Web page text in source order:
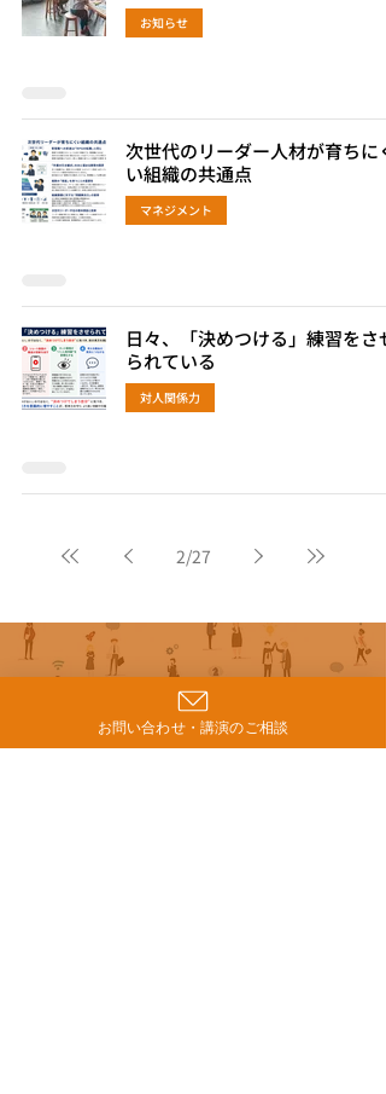
お知らせ
次世代のリーダー人材が育ちにく
い組織の共通点
マネジメント
日々、「決めつける」練習をさせ
られている
対人関係力
2/27
Contact
お問い合わせ
お問い合わせ・講演のご相談